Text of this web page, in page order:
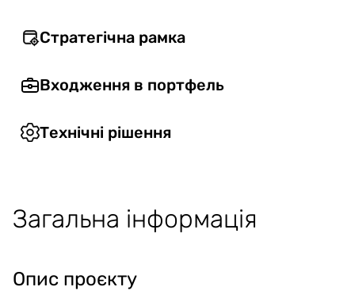
КОМУНАЛЬНЕ НЕКОМЕРЦІЙНЕ ПІДПРИЄМСТВО "МІСЬКА ЛІКАРНЯ
ЕКСТРЕНОЇ ТА ШВИДКОЇ МЕДИЧНОЇ ДОПОМОГИ" ЗАПОРІЗЬКОЇ
КОМУНАЛЬНЕ НЕКОМЕРЦІЙНЕ ПІДПРИЄМСТВО "МІСЬКА ЛІКАРНЯ
Стратегічна рамка
Забезпечення доступу до якісної медичної допомоги шляхом
розбудови й модернізації об'єктів медичної інфраструктури
Охорона здоров’я
Входження в портфель
Місцевий рівень СП
Технічні рішення
Технічне рішення 2
Вартість проєкту:50'500'000 ГРН
Загальна інформація
Опис проєкту